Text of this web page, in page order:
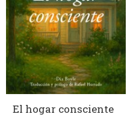
El hogar consciente